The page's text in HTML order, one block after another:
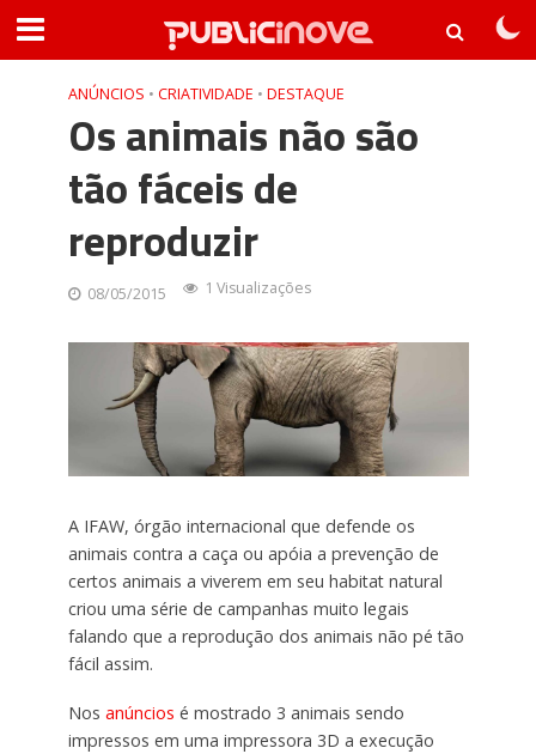
ANÚNCIOS • CRIATIVIDADE • DESTAQUE
Os animais não são
tão fáceis de
reproduzir
08/05/2015 1 Visualizações
A IFAW, órgão internacional que defende os
animais contra a caça ou apóia a prevenção de
certos animais a viverem em seu habitat natural
criou uma série de campanhas muito legais
falando que a reprodução dos animais não pé tão
fácil assim.
Nos anúncios é mostrado 3 animais sendo
impressos em uma impressora 3D a execução